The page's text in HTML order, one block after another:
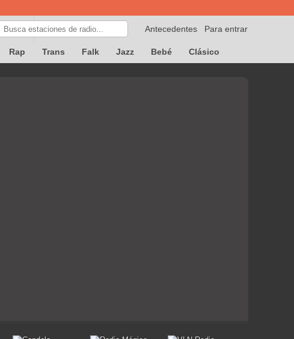
Para entrar
Antecedentes
Rap Trans Falk Jazz Bebé Clásico